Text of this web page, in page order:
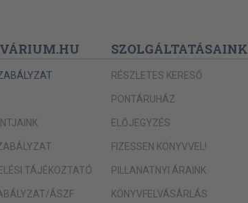
TÁJÉKOZTATÓ
ÁSZF
SZOLGÁLTATÁSAINK
RÉSZLETES KERESŐ
PONTÁRUHÁZ
ELŐJEGYZÉS
FIZESSEN KÖNYVVEL!
PILLANATNYI ÁRAINK
KÖNYVFELVÁSÁRLÁS